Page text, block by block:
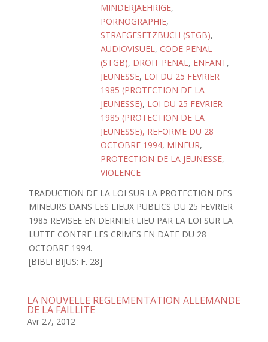
MINDERJAEHRIGE,
PORNOGRAPHIE,
STRAFGESETZBUCH (STGB),
AUDIOVISUEL, CODE PENAL
(STGB), DROIT PENAL, ENFANT,
JEUNESSE, LOI DU 25 FEVRIER
1985 (PROTECTION DE LA
JEUNESSE), LOI DU 25 FEVRIER
1985 (PROTECTION DE LA
JEUNESSE), REFORME DU 28
OCTOBRE 1994, MINEUR,
PROTECTION DE LA JEUNESSE,
VIOLENCE
TRADUCTION DE LA LOI SUR LA PROTECTION DES
MINEURS DANS LES LIEUX PUBLICS DU 25 FEVRIER
1985 REVISEE EN DERNIER LIEU PAR LA LOI SUR LA
LUTTE CONTRE LES CRIMES EN DATE DU 28
OCTOBRE 1994.
[BIBLI BIJUS: F. 28]
LA NOUVELLE REGLEMENTATION ALLEMANDE
DE LA FAILLITE
Avr 27, 2012